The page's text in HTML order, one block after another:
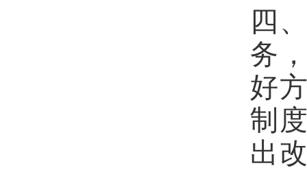
四
务
好
制
出